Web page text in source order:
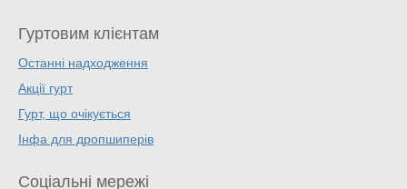
Гуртовим клієнтам
Останні надходження
Акції гурт
Гурт, що очікується
Інфа для дропшиперів
Соціальні мережі